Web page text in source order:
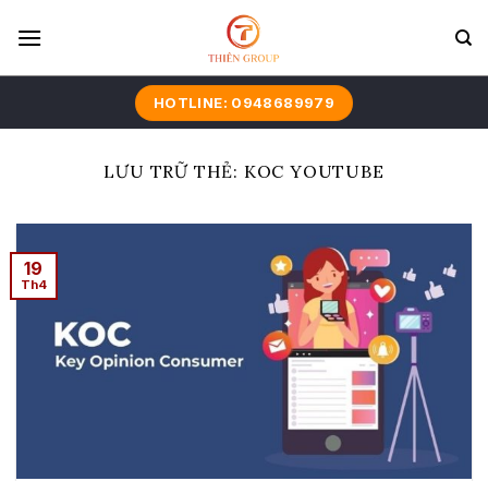
qua
HOTLINE: 0948689979
LƯU TRỮ THẺ: KOC YOUTUBE
19
Th4